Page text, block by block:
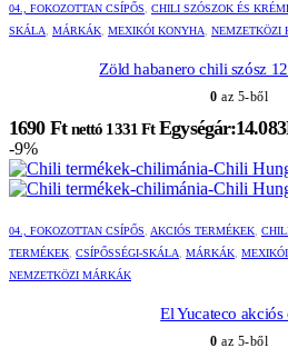
04., FOKOZOTTAN CSÍPŐS CHILI SZÓSZOK ÉS
SKÁLA
MÁRKÁK MEXIKÓI KONYHA NEMZETKÖZI
Zöld habanero chili szósz
0 az 5-ből
1690 Ft nettó 1331 Ft
-9%
04., FOKOZOTTAN CSÍPŐS AKCIÓS TERMÉKEK
TERMÉKEK CSÍPŐSSÉGI-SKÁLA MÁRKÁK
NEMZETKÖZI MÁRKÁK
El Yucateco akciós
0 az 5-ből